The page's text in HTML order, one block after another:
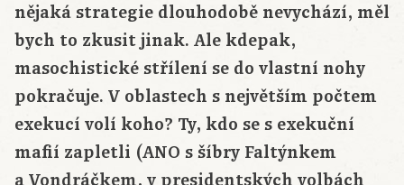
nějaká strategie dlouhodobě nevychází, měl
bych to zkusit jinak. Ale kdepak,
masochistické střílení se do vlastní nohy
pokračuje. V oblastech s největším počtem
exekucí volí koho? Ty, kdo se s exekuční
mafií zapletli (ANO s šíbry Faltýnkem